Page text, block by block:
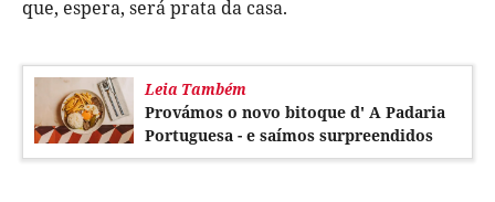
que, espera, será prata da casa.
Leia Também
Provámos o novo bitoque d' A Padaria
Portuguesa - e saímos surpreendidos